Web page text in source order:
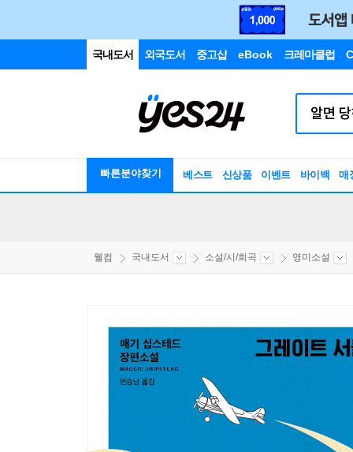
국내도서 외국도서 중고샵 eBook 크레마클럽
빠른분야찾기 베스트 신상품 이벤트 바이백 매
웰컴 국내도서 소설/시/희곡 영미소설